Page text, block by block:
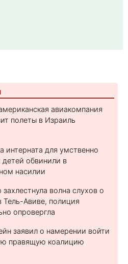
авиакомпания
полеты в Израиль
интерната для умственно
детей обвинили в
насилии
захлестнула волна слухов о
Тель-Авиве, полиция
опровергла
заявил о намерении войти
правящую коалицию